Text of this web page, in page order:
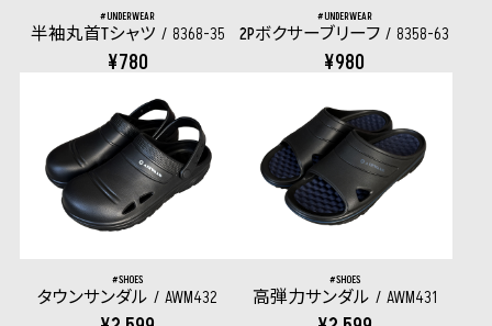
UNDERWEAR
半袖丸首Tシャツ 8368-35
¥780
UNDERWEAR
2Pボクサーブリーフ 8358-63
¥980
SHOES
タウンサンダル AWM432
SHOES
高弾力サンダル AWM431